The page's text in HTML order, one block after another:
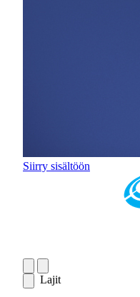
Siirry sisältöön
Lajit